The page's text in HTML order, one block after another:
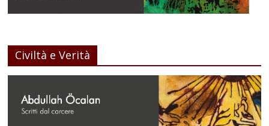
Civiltà e Verità